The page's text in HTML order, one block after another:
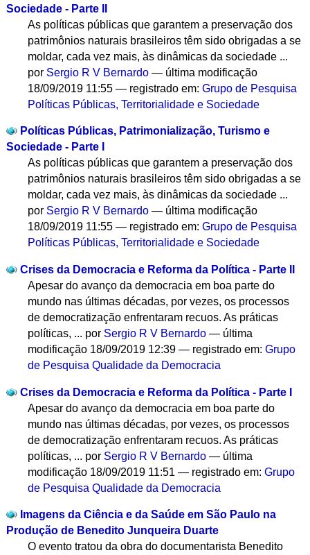
Sociedade - Parte II
As políticas públicas que garantem a preservação dos
patrimônios naturais brasileiros têm sido obrigadas a se
moldar, cada vez mais, às dinâmicas da sociedade ...
por Sergio R V Bernardo — última modificação
18/09/2019 11:55— registrado em:Grupo de Pesquisa
Políticas Públicas, Territorialidade e Sociedade
Políticas Públicas, Patrimonialização, Turismo e
Sociedade - Parte I
As políticas públicas que garantem a preservação dos
patrimônios naturais brasileiros têm sido obrigadas a se
moldar, cada vez mais, às dinâmicas da sociedade ...
por Sergio R V Bernardo — última modificação
18/09/2019 11:55— registrado em:Grupo de Pesquisa
Políticas Públicas, Territorialidade e Sociedade
Crises da Democracia e Reforma da Política - Parte II
Apesar do avanço da democracia em boa parte do
mundo nas últimas décadas, por vezes, os processos
de democratização enfrentaram recuos. As práticas
políticas, ... por Sergio R V Bernardo — última
modificação 18/09/2019 12:39— registrado em:Grupo
de Pesquisa Qualidade da Democracia
Crises da Democracia e Reforma da Política - Parte I
Apesar do avanço da democracia em boa parte do
mundo nas últimas décadas, por vezes, os processos
de democratização enfrentaram recuos. As práticas
políticas, ... por Sergio R V Bernardo — última
modificação 18/09/2019 11:51— registrado em:Grupo
de Pesquisa Qualidade da Democracia
Imagens da Ciência e da Saúde em São Paulo na
Produção de Benedito Junqueira Duarte
O evento tratou da obra do documentarista Benedito